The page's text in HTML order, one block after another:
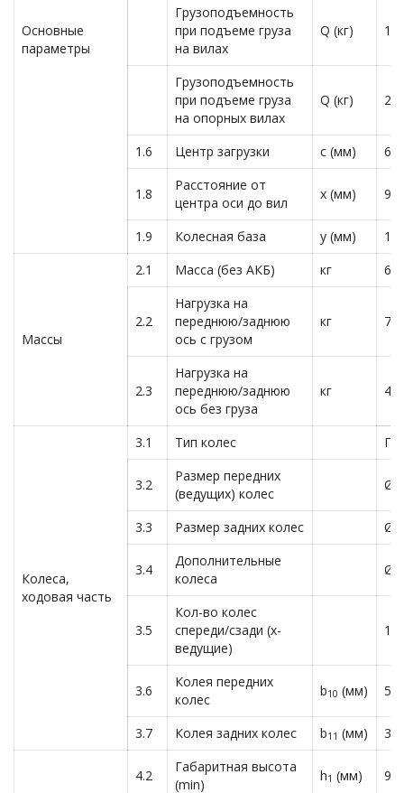
Основные
параметры
Грузоподъемность
при подъеме груза
на вилах
Q (кг)
Грузоподъемность
при подъеме груза
на опорных вилах
Q (кг)
1.6 Центр загрузки c (мм)
1.8
Расстояние от
центра оси до вил
x (мм)
1.9 Колесная база y (мм)
Массы
2.1 Масса (без АКБ) кг
2.2
Нагрузка на
переднюю/заднюю
ось с грузом
кг
2.3
Нагрузка на
переднюю/заднюю
ось без груза
кг
Колеса,
ходовая часть
3.1 Тип колес
3.2
Размер передних
(ведущих) колес
3.3 Размер задних колес
3.4
Дополнительные
колеса
3.5
Кол-во колес
спереди/сзади (х-
ведущие)
3.6
Колея передних
колес
b10 (мм)
3.7 Колея задних колес b11 (мм)
4.2
Габаритная высота
(min)
h1 (мм)